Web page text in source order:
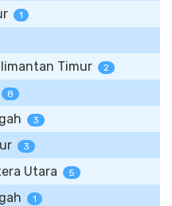
1
Timur 2
8
3
3
Utara 5
1